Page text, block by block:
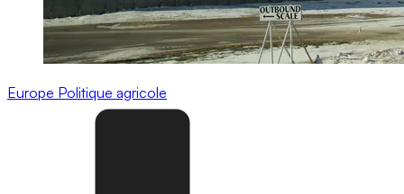
Europe Politique agricole